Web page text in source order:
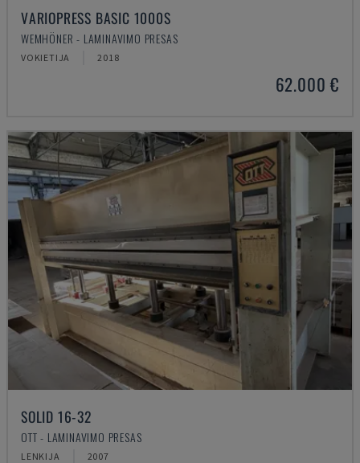
VARIOPRESS BASIC 1000S
WEMHÖNER - LAMINAVIMO PRESAS
VOKIETIJA 2018
62.000 €
SOLID 16-32
OTT - LAMINAVIMO PRESAS
LENKIJA 2007